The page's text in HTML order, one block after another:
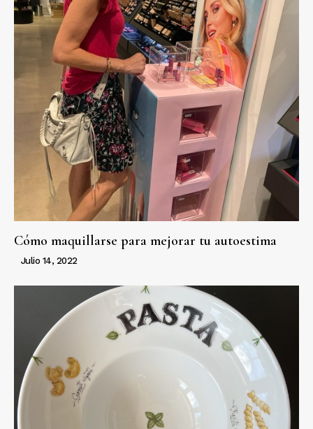
Cómo maquillarse para mejorar tu autoestima
Julio 14, 2022